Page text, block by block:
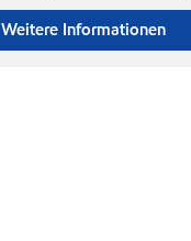
Weitere Informationen